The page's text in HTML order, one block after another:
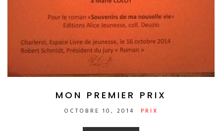
MON PREMIER PRIX
OCTOBRE 10, 2014 PRIX